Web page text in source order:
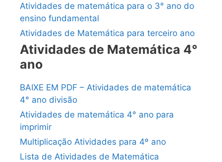
Atividades de matemática para o 3° ano do
ensino fundamental
Atividades de Matemática para terceiro ano
Atividades de Matemática 4°
ano
BAIXE EM PDF – Atividades de matemática
4° ano divisão
Atividades de matemática 4° ano para
imprimir
Multiplicação Atividades para 4º ano
Lista de Atividades de Matemática